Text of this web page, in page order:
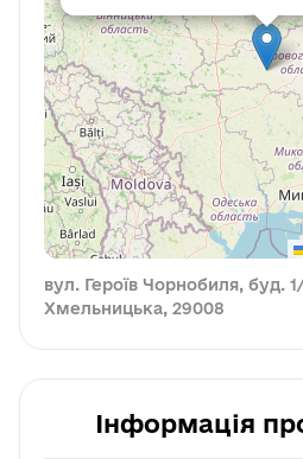
вул. Героїв Чорнобиля, буд.
Хмельницька, 29008
Інформація